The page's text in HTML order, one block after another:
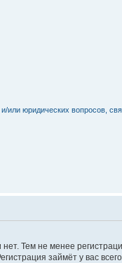
или юридических вопросов,
Тем не менее
займёт у вас